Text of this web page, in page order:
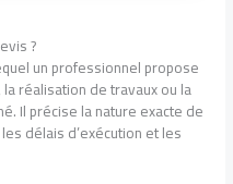
?
un professionnel propose
réalisation de travaux ou la
Il précise la nature exacte de
délais d’exécution et les